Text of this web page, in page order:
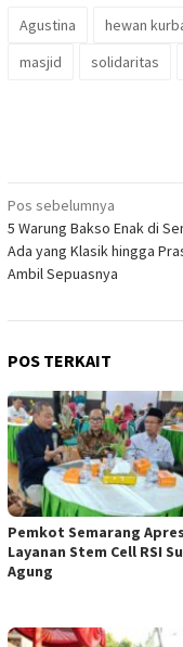
Agustina hewan
masjid
solidaritas
Navigasi
pos
Pos sebelumnya
5 Warung Bakso Enak di
Ada yang Klasik hingga
Ambil Sepuasnya
POS TERKAIT
Pemkot Semarang
Layanan Stem Cell RSI
Agung